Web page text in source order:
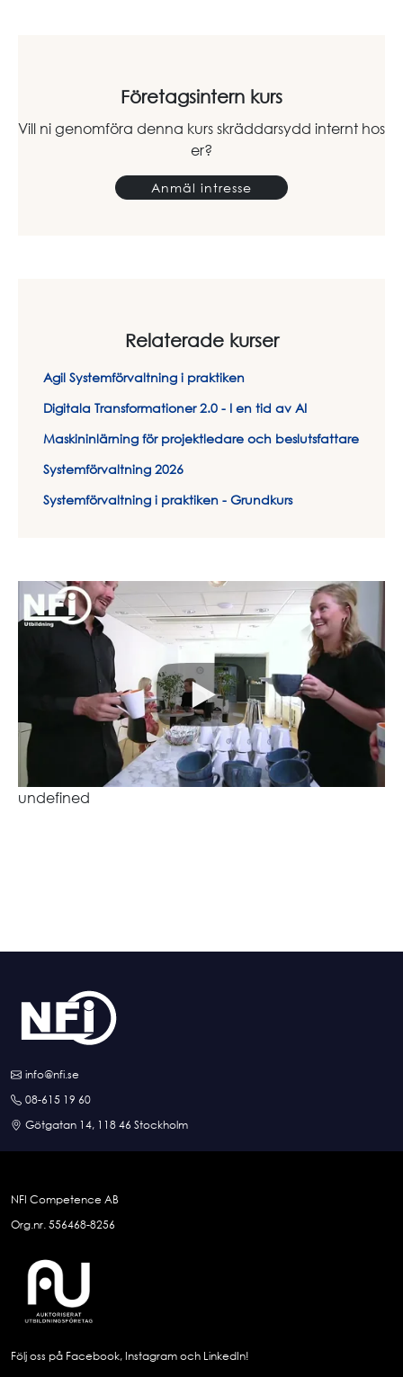
Företagsintern kurs
Vill ni genomföra denna kurs skräddarsydd internt hos
er?
Anmäl intresse
Relaterade kurser
Agil Systemförvaltning i praktiken
Digitala Transformationer 2.0 - I en tid av AI
Maskininlärning för projektledare och beslutsfattare
Systemförvaltning 2026
Systemförvaltning i praktiken - Grundkurs
undefined
info@nfi.se
08-615 19 60
Götgatan 14, 118 46 Stockholm
NFI Competence AB
Org.nr. 556468-8256
Följ oss på Facebook, Instagram och LinkedIn!